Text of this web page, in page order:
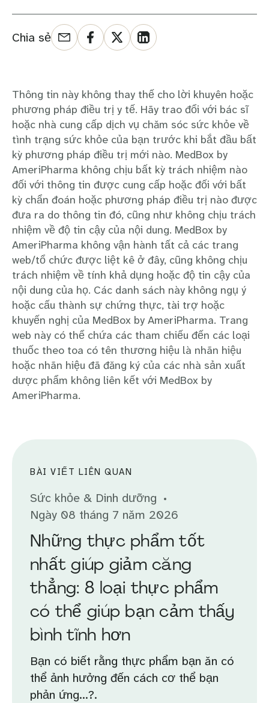
Chia sẻ
Thông tin này không thay thế cho lời khuyên hoặc
phương pháp điều trị y tế. Hãy trao đổi với bác sĩ
hoặc nhà cung cấp dịch vụ chăm sóc sức khỏe về
tình trạng sức khỏe của bạn trước khi bắt đầu bất
kỳ phương pháp điều trị mới nào. MedBox by
AmeriPharma không chịu bất kỳ trách nhiệm nào
đối với thông tin được cung cấp hoặc đối với bất
kỳ chẩn đoán hoặc phương pháp điều trị nào được
đưa ra do thông tin đó, cũng như không chịu trách
nhiệm về độ tin cậy của nội dung. MedBox by
AmeriPharma không vận hành tất cả các trang
web/tổ chức được liệt kê ở đây, cũng không chịu
trách nhiệm về tính khả dụng hoặc độ tin cậy của
nội dung của họ. Các danh sách này không ngụ ý
hoặc cấu thành sự chứng thực, tài trợ hoặc
khuyến nghị của MedBox by AmeriPharma. Trang
web này có thể chứa các tham chiếu đến các loại
thuốc theo toa có tên thương hiệu là nhãn hiệu
hoặc nhãn hiệu đã đăng ký của các nhà sản xuất
dược phẩm không liên kết với MedBox by
AmeriPharma.
BÀI VIẾT LIÊN QUAN
Sức khỏe & Dinh dưỡng
Ngày 08 tháng 7 năm 2026
Những thực phẩm tốt
nhất giúp giảm căng
thẳng: 8 loại thực phẩm
có thể giúp bạn cảm thấy
bình tĩnh hơn
Bạn có biết rằng thực phẩm bạn ăn có
thể ảnh hưởng đến cách cơ thể bạn
phản ứng...?.